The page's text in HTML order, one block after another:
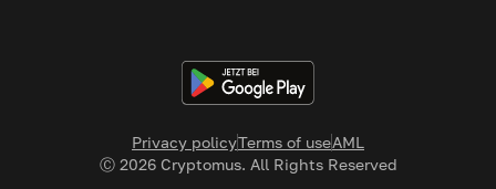
Privacy policyTerms of useAML
Ⓒ 2026Cryptomus. All Rights Reserved